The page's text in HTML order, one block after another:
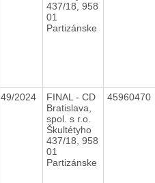
437/18, 958
01
Partizánske
49/2024
FINAL - CD
Bratislava,
spol. s r.o.
Škultétyho
437/18, 958
01
Partizánske
45960470